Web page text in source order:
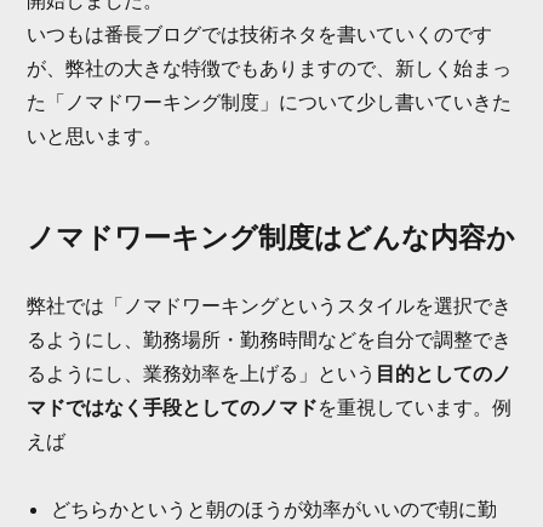
いつもは番長ブログでは技術ネタを書いていくのです
が、弊社の大きな特徴でもありますので、新しく始まっ
た「ノマドワーキング制度」について少し書いていきた
いと思います。
ノマドワーキング制度はどんな内容か
弊社では「ノマドワーキングというスタイルを選択でき
るようにし、勤務場所・勤務時間などを自分で調整でき
るようにし、業務効率を上げる」という 目的としてのノ
マドではなく手段としてのノマドを重視しています。例
えば
どちらかというと朝のほうが効率がいいので朝に勤